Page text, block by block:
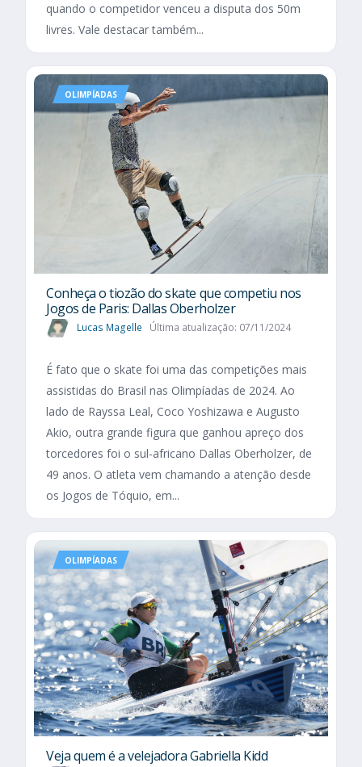
quando o competidor venceu a disputa dos 50m
livres. Vale destacar também...
OLIMPÍADAS
Conheça o tiozão do skate que competiu nos
Jogos de Paris: Dallas Oberholzer
Lucas Magelle Última atualização: 07/11/2024
É fato que o skate foi uma das competições mais
assistidas do Brasil nas Olimpíadas de 2024. Ao
lado de Rayssa Leal, Coco Yoshizawa e Augusto
Akio, outra grande figura que ganhou apreço dos
torcedores foi o sul-africano Dallas Oberholzer, de
49 anos. O atleta vem chamando a atenção desde
os Jogos de Tóquio, em...
OLIMPÍADAS
Veja quem é a velejadora Gabriella Kidd